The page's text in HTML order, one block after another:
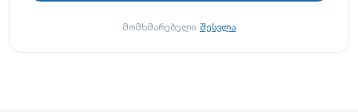
მომხმარებელი შესვლა